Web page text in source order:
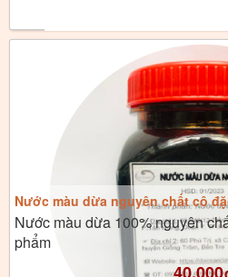
Nước màu dừa nguyên chất cô
Nước màu dừa 100% nguyên
phẩm
40.000